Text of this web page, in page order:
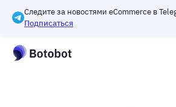
Следите за новостями eCommerce в
Подписаться